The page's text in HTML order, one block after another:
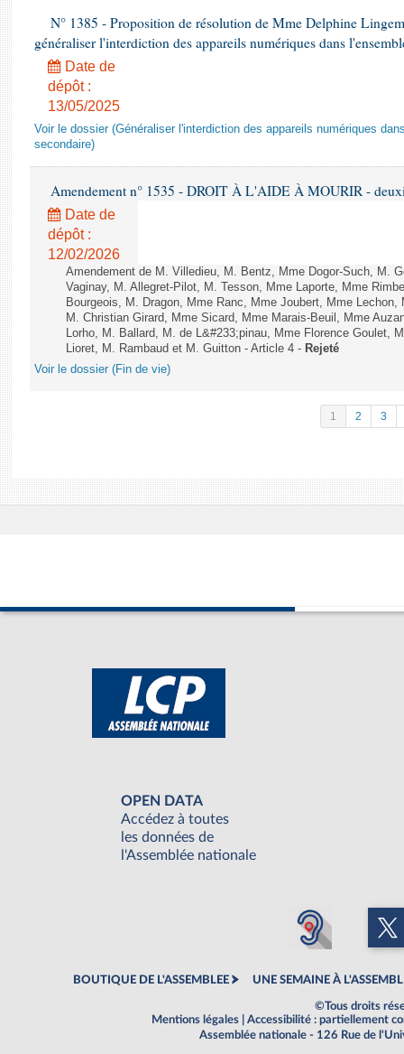
N° 1385 - Proposition de résolution de Mme Delphine
généraliser l'interdiction des appareils numériques dans
Date de
dépôt :
13/05/2025
Voir le dossier (Généraliser l'interdiction des appareils numériques
secondaire)
Amendement n° 1535 - DROIT À L'AIDE À MOURIR -
Date de
dépôt :
12/02/2026
Amendement de M. Villedieu, M. Bentz, Mme Dogor-Such, M.
Vaginay, M. Allegret-Pilot, M. Tesson, Mme Laporte, Mme
Bourgeois, M. Dragon, Mme Ranc, Mme Joubert, Mme
M. Christian Girard, Mme Sicard, Mme Marais-Beuil, Mme
Lorho, M. Ballard, M. de L&#233;pinau, Mme Florence Goulet,
Lioret, M. Rambaud et M. Guitton - Article 4 - Rejeté
Voir le dossier (Fin de vie)
1 2 3
OPEN DATA
Accédez à toutes
les données de
l'Assemblée nationale
BOUTIQUE DE L'ASSEMBLEE UNE SEMAINE À
©Tous droits
Mentions légales
Accessibilité : partiellement
Assemblée nationale - 126 Rue de